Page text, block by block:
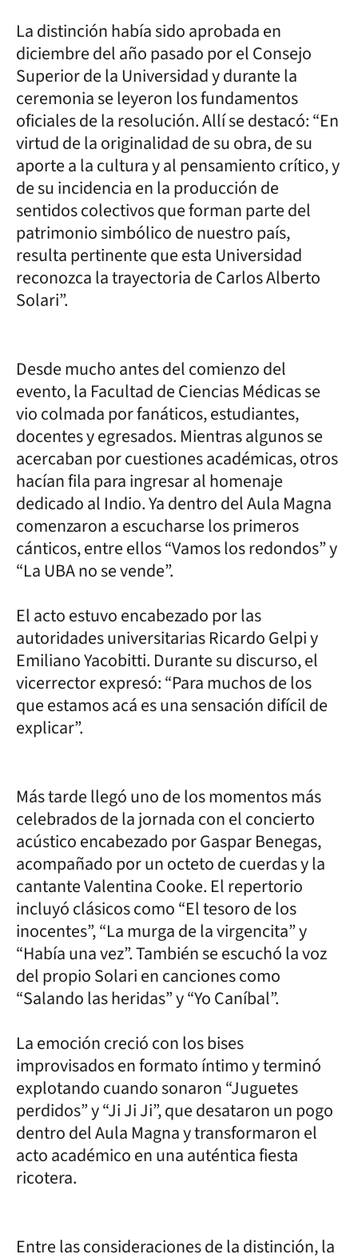
La distinción había sido aprobada en
diciembre del año pasado por el Consejo
Superior de la Universidad y durante la
ceremonia se leyeron los fundamentos
oficiales de la resolución. Allí se destacó: “En
virtud de la originalidad de su obra, de su
aporte a la cultura y al pensamiento crítico, y
de su incidencia en la producción de
sentidos colectivos que forman parte del
patrimonio simbólico de nuestro país,
resulta pertinente que esta Universidad
reconozca la trayectoria de Carlos Alberto
Solari”.
Desde mucho antes del comienzo del
evento, la Facultad de Ciencias Médicas se
vio colmada por fanáticos, estudiantes,
docentes y egresados. Mientras algunos se
acercaban por cuestiones académicas, otros
hacían fila para ingresar al homenaje
dedicado al Indio. Ya dentro del Aula Magna
comenzaron a escucharse los primeros
cánticos, entre ellos “Vamos los redondos” y
“La UBA no se vende”.
El acto estuvo encabezado por las
autoridades universitarias Ricardo Gelpi y
Emiliano Yacobitti. Durante su discurso, el
vicerrector expresó: “Para muchos de los
que estamos acá es una sensación difícil de
explicar”.
Más tarde llegó uno de los momentos más
celebrados de la jornada con el concierto
acústico encabezado por Gaspar Benegas,
acompañado por un octeto de cuerdas y la
cantante Valentina Cooke. El repertorio
incluyó clásicos como “El tesoro de los
inocentes”, “La murga de la virgencita” y
“Había una vez”. También se escuchó la voz
del propio Solari en canciones como
“Salando las heridas” y “Yo Caníbal”.
La emoción creció con los bises
improvisados en formato íntimo y terminó
explotando cuando sonaron “Juguetes
perdidos” y “Ji Ji Ji”, que desataron un pogo
dentro del Aula Magna y transformaron el
acto académico en una auténtica fiesta
ricotera.
Entre las consideraciones de la distinción, la